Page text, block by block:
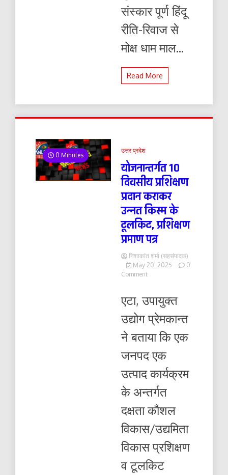
संस्कार पूर्ण हिंदू
रीति-रिवाज से
मोक्ष धाम माल...
Read More
0 Minutes
उत्तर प्रदेश
योजनान्तर्गत 10
दिवसीय प्रशिक्षण
प्रदान कराकर
उन्नत किस्म के
टूलकिट, प्रशिक्षण
प्रमाण पत्र
निशाकांत शर्मा (सहसंपादक)
May 20, 2025
0
Commenton
दिवसीय
प्रशिक्षण
प्रदान
उन्नत
के
प्रशिक्षण
प्रमाण
पत्र
एटा, उपायुक्त
उद्योग प्रेमकान्त
ने बताया कि एक
जनपद एक
उत्पाद कार्यक्रम
के अन्तर्गत
दक्षता कौशल
विकास/उद्यमिता
विकास प्रशिक्षण
व टूलकिट